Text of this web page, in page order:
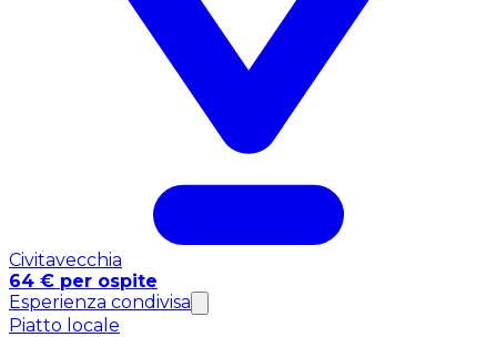
Civitavecchia
64 € per ospite
Esperienza condivisa
Piatto locale